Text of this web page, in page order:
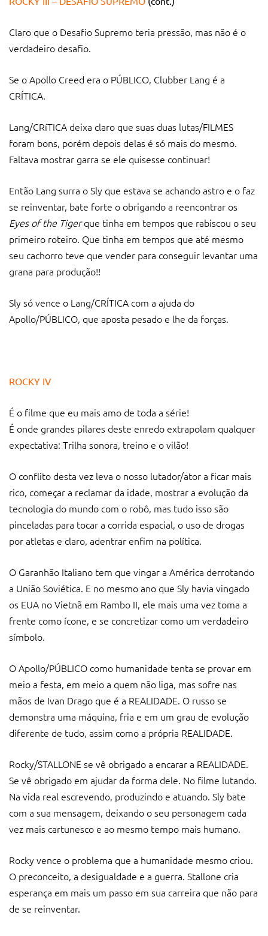
Claro que o Desafio Supremo teria pressão, mas não é o
verdadeiro desafio.
Se o Apollo Creed era o PÚBLICO, Clubber Lang é a
CRÍTICA.
Lang/CRíTICA deixa claro que suas duas lutas/FILMES
foram bons, porém depois delas é só mais do mesmo.
Faltava mostrar garra se ele quisesse continuar!
Então Lang surra o Sly que estava se achando astro e o faz
se reinventar, bate forte o obrigando a reencontrar os
Eyes of the Tigerque tinha em tempos que rabiscou o seu
primeiro roteiro. Que tinha em tempos que até mesmo
seu cachorro teve que vender para conseguir levantar uma
grana para produção!!
Sly só vence o Lang/CRÍTICA com a ajuda do
Apollo/PÚBLICO, que aposta pesado e lhe da forças.
ROCKY IV
É o filme que eu mais amo de toda a série!
É onde grandes pilares deste enredo extrapolam qualquer
expectativa: Trilha sonora, treino e o vilão!
O conflito desta vez leva o nosso lutador/ator a ficar mais
rico, começar a reclamar da idade, mostrar a evolução da
tecnologia do mundo com o robô, mas tudo isso são
pinceladas para tocar a corrida espacial, o uso de drogas
por atletas e claro, adentrar enfim na política.
O Garanhão Italiano tem que vingar a América derrotando
a União Soviética. E no mesmo ano que Sly havia vingado
os EUA no Vietnã em Rambo II, ele mais uma vez toma a
frente como ícone, e se concretizar como um verdadeiro
símbolo.
O Apollo/PÚBLICO como humanidade tenta se provar em
meio a festa, em meio a quem não liga, mas sofre nas
mãos de Ivan Drago que é a REALIDADE. O russo se
demonstra uma máquina, fria e em um grau de evolução
diferente de tudo, assim como a própria REALIDADE.
Rocky/STALLONE se vê obrigado a encarar a REALIDADE.
Se vê obrigado em ajudar da forma dele. No filme lutando.
Na vida real escrevendo, produzindo e atuando. Sly bate
com a sua mensagem, deixando o seu personagem cada
vez mais cartunesco e ao mesmo tempo mais humano.
Rocky vence o problema que a humanidade mesmo criou.
O preconceito, a desigualdade e a guerra. Stallone cria
esperança em mais um passo em sua carreira que não para
de se reinventar.